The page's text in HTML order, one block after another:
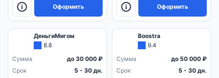
Оформить Оформить
ДеньгиМигом
8.8
Сумма
до 30 000 ₽
Срок
5 - 30 дн.
Boostra
9.4
Сумма
до 50 000 ₽
Срок
5 - 30 дн.